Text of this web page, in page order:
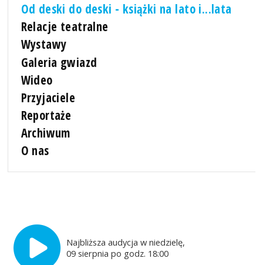
Od deski do deski - książki na lato i...lata
Relacje teatralne
Wystawy
Galeria gwiazd
Wideo
Przyjaciele
Reportaże
Archiwum
O nas
Najbliższa audycja w niedzielę,
09 sierpnia po godz. 18:00